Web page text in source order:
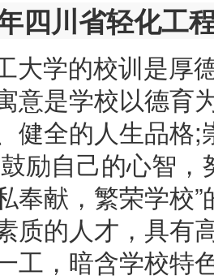
四川省轻化工
大学的校训是厚
意是学校以德育
健全的人生品格
励自己的心智，
奉献，繁荣学校
质的人才，具有
工，暗含学校特